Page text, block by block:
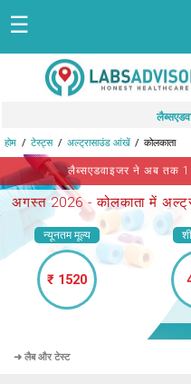
☰
होम टेस्ट्स अल्ट्रासाउंड आंखें कोलकाता
लैब्सएडवाइजर ने अब तक
अगस्त 2026 -कोलकाता में
न्यूनतम मूल्य
₹ 1520
➜ लैब और टेस्ट